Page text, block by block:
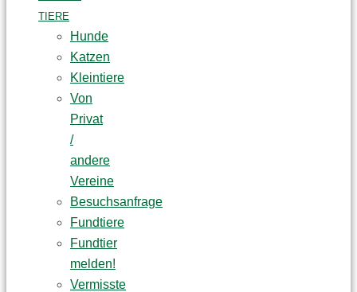
TIERE
Hunde
Katzen
Kleintiere
Von
Privat
/
andere
Vereine
Besuchsanfrage
Fundtiere
Fundtier
melden!
Vermisste